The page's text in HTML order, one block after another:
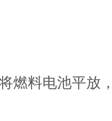
燃料电池平放